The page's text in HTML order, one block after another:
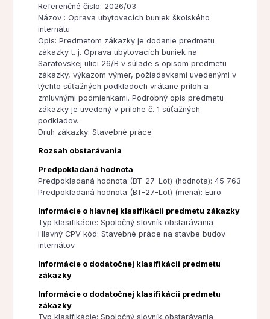
Referenčné číslo: 2026/03
Názov : Oprava ubytovacích buniek školského
internátu
Opis: Predmetom zákazky je dodanie predmetu
zákazky t. j. Oprava ubytovacích buniek na
Saratovskej ulici 26/B v súlade s opisom predmetu
zákazky, výkazom výmer, požiadavkami uvedenými v
týchto súťažných podkladoch vrátane príloh a
zmluvnými podmienkami. Podrobný opis predmetu
zákazky je uvedený v prílohe č. 1 súťažných
podkladov.
Druh zákazky: Stavebné práce
Rozsah obstarávania
Predpokladaná hodnota
Predpokladaná hodnota (BT-27-Lot) (hodnota): 45 763
Predpokladaná hodnota (BT-27-Lot) (mena): Euro
Informácie o hlavnej klasifikácii predmetu zákazky
Typ klasifikácie: Spoločný slovník obstarávania
Hlavný CPV kód: Stavebné práce na stavbe budov
internátov
Informácie o dodatočnej klasifikácii predmetu
zákazky
Informácie o dodatočnej klasifikácii predmetu
zákazky
Typ klasifikácie: Spoločný slovník obstarávania